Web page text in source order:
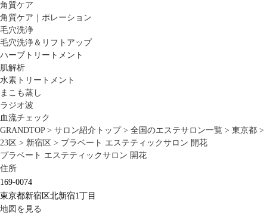
角質ケア
角質ケア｜ポレーション
毛穴洗浄
毛穴洗浄＆リフトアップ
ハーブトリートメント
肌解析
水素トリートメント
まこも蒸し
ラジオ波
血流チェック
GRANDTOP > サロン紹介トップ > 全国のエステサロン一覧 > 東京都 >
23区 > 新宿区 > プラベート エステティックサロン 開花
プラベート エステティックサロン 開花
住所
169-0074
東京都新宿区北新宿1丁目
地図を見る